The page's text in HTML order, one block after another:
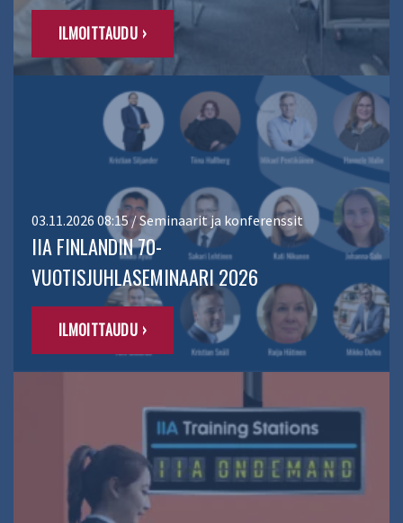
ILMOITTAUDU ›
03.11.2026 08:15 / Seminaarit ja konferenssit
IIA FINLANDIN 70-
VUOTISJUHLASEMINAARI 2026
ILMOITTAUDU ›